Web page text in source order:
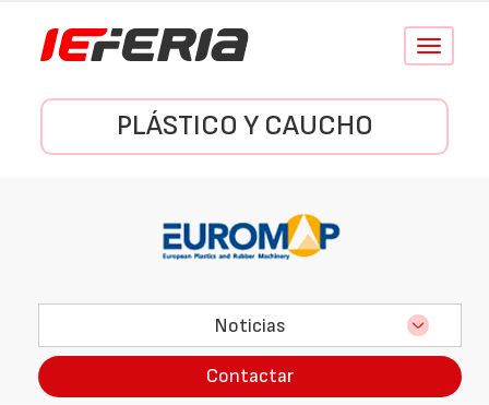
Conmutar
PLÁSTICO Y CAUCHO
Noticias
Contactar